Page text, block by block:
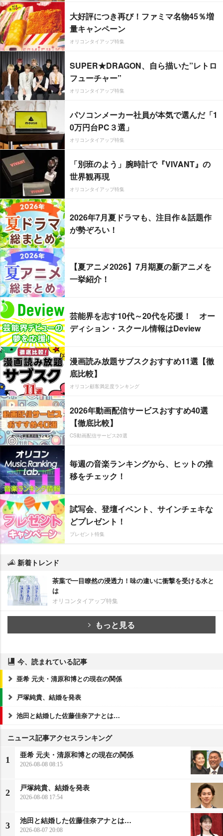
大好評につき再び！ファミマ名物45％増
量キャンペーン
オリコンタイアップ特集
SUPER★DRAGON、自ら描いた”レトロ
フューチャー”
オリコンタイアップ特集
パソコンメーカー社員が本気で選んだ「1
0万円台PC３選」
オリコンタイアップ特集
「別班のよう」腕時計で『VIVANT』の
世界観再現
オリコンタイアップ特集
2026年7月夏ドラマも、注目作＆話題作
が勢ぞろい！
【夏アニメ2026】7月期夏の新アニメを
一挙紹介！
芸能界を志す10代～20代を応援！ オー
ディション・スクール情報はDeview
漫画読み放題サブスクおすすめ11選【徹
底比較】
オリコン顧客満足度ランキング
2026年動画配信サービスおすすめ40選
【徹底比較】
CS動画配信サービス20選
毎週の音楽ランキングから、ヒットの推
移をチェック！
試写会、登壇イベント、サインチェキな
どプレゼント！
プレゼント特集
新着トレンド
茶葉で一目瞭然の浸透力！味の違いに衝撃を受ける水と
は
オリコンタイアップ特集
もっと見る
今、読まれている記事
亜希 元夫・清原和博との現在の関係
戸塚純貴、結婚を発表
池田と結婚した佐藤佳奈アナとは…
ニュース記事アクセスランキング
1
亜希 元夫・清原和博との現在の関係
2026-08-08 08:15
2
戸塚純貴、結婚を発表
2026-08-08 17:54
3
池田と結婚した佐藤佳奈アナとは…
2026-08-07 20:08